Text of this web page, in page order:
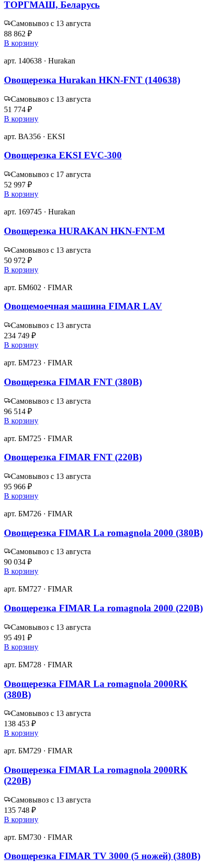
ТОРГМАШ, Беларусь
Самовывоз с 13 августа
88 862 ₽
В корзину
арт. 140638 · Hurakan
Овощерезка Hurakan HKN-FNT (140638)
Самовывоз с 13 августа
51 774 ₽
В корзину
арт. ВА356 · EKSI
Овощерезка EKSI EVC-300
Самовывоз с 17 августа
52 997 ₽
В корзину
арт. 169745 · Hurakan
Овощерезка HURAKAN HKN-FNT-M
Самовывоз с 13 августа
50 972 ₽
В корзину
арт. БМ602 · FIMAR
Овощемоечная машина FIMAR LAV
Самовывоз с 13 августа
234 749 ₽
В корзину
арт. БМ723 · FIMAR
Овощерезка FIMAR FNT (380В)
Самовывоз с 13 августа
96 514 ₽
В корзину
арт. БМ725 · FIMAR
Овощерезка FIMAR FNT (220В)
Самовывоз с 13 августа
95 966 ₽
В корзину
арт. БМ726 · FIMAR
Овощерезка FIMAR La romagnola 2000 (380В)
Самовывоз с 13 августа
90 034 ₽
В корзину
арт. БМ727 · FIMAR
Овощерезка FIMAR La romagnola 2000 (220В)
Самовывоз с 13 августа
95 491 ₽
В корзину
арт. БМ728 · FIMAR
Овощерезка FIMAR La romagnola 2000RK
(380В)
Самовывоз с 13 августа
138 453 ₽
В корзину
арт. БМ729 · FIMAR
Овощерезка FIMAR La romagnola 2000RK
(220В)
Самовывоз с 13 августа
135 748 ₽
В корзину
арт. БМ730 · FIMAR
Овощерезка FIMAR TV 3000 (5 ножей) (380В)